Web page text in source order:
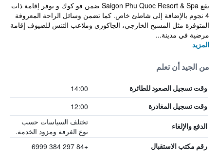
يقع Saigon Phu Quoc Resort & Spa ضمن فو كوك و يوفر إقامة ذات
4 نجوم بالإضافة إلى شاطئ خاص. كما تضمن وسائل الراحة المعروفة
المتوفرة مثل المسبح الخارجي، الجاكوزي وملاعب التنس للضيوف إقامة
مرضية في مدينة...
المزيد
من الجيد أن تعلم
وقت تسجيل الصعود للطائرة 14:00
وقت تسجيل المغادرة 12:00
الدفع والإلغاء
تختلف السياسات حسب
نوع الغرفة ومزود الخدمة.
رقم مكتب الاستقبال +84 297 384 6999